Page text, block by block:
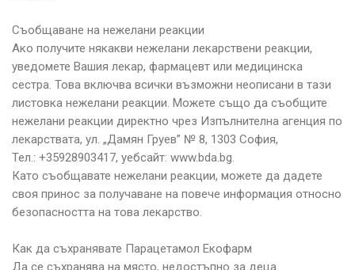
Съобщаване на нежелани реакции
Ако получите някакви нежелани лекарствени реакции,
уведомете Вашия лекар, фармацевт или медицинска
сестра. Това включва всички възможни неописани в тази
листовка нежелани реакции. Можете също да съобщите
нежелани реакции директно чрез Изпълнителна агенция по
лекарствата, ул. „Дамян Груев” № 8, 1303 София,
Тел.: +35928903417, уебсайт: www.bda.bg.
Като съобщавате нежелани реакции, можете да дадете
своя принос за получаване на повече информация относно
безопасността на това лекарство.
Как да съхранявате Парацетамол Екофарм
Да се съхранява на място, недостъпно за деца.